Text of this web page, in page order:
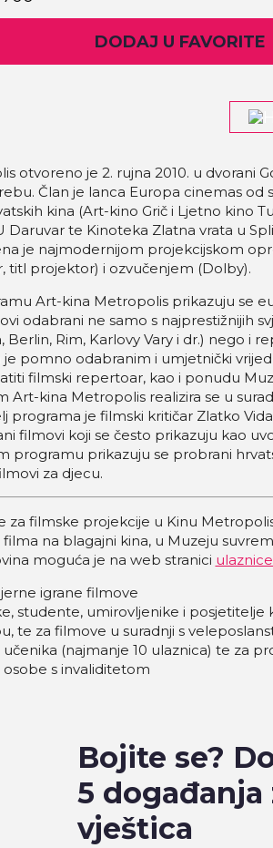
DODAJ U FAVORITE
otvoreno je 2. rujna 2010. u dvorani
Član je lanca Europa cinemas od
kina (Art-kino Grič i Ljetno kino
Daruvar te Kinoteka Zlatna vrata u
je najmodernijom projekcijskom
titl projektor) i ozvučenjem (Dolby).
Art-kina Metropolis prikazuju se
odabrani ne samo s najprestižnijih
Berlin, Rim, Karlovy Vary i dr.) nego i
je pomno odabranim i umjetnički
filmski repertoar, kao i ponudu
Art-kina Metropolis realizira se u
programa je filmski kritičar Zlatko
filmovi koji se često prikazuju kao
programu prikazuju se probrani
za djecu.
za filmske projekcije u Kinu
na blagajni kina, u Muzeju
moguća je na web stranici
igrane filmove
studente, umirovljenike i posjetitelje
te za filmove u suradnji s
(najmanje 10 ulaznica) te za
s invaliditetom
Bojite se?
5 događanja
vještica